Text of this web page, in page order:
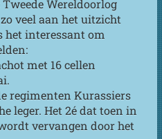
Wereldoorlog
veel aan het uitzicht
het interessant om
met 16 cellen
regimenten Kurassiers
leger. Het 2é dat toen in
vervangen door het